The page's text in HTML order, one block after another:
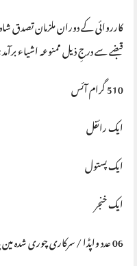
کارروائی کے دوران ملزمان تصدق
قبضے سے درجِ ذیل ممنوعہ اشیاء
510 گرام آئس
ایک رائفل
ایک پستول
ایک خنجر
06 عدد واپڈا / سرکاری چوری شدہ مین پانی کی پائپ لائنیں